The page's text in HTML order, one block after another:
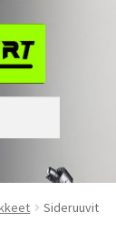
Sideruuvit